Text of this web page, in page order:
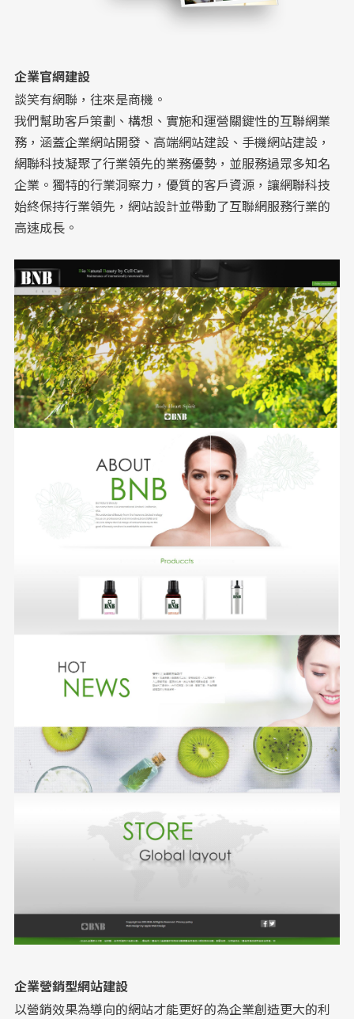
企業官網建設
談笑有網聯，往來是商機。
我們幫助客戶策劃、構想、實施和運營關鍵性的互聯網業
務，涵蓋企業網站開發、高端網站建設、手機網站建設，
網聯科技凝聚了行業領先的業務優勢，並服務過眾多知名
企業。獨特的行業洞察力，優質的客戶資源，讓網聯科技
始終保持行業領先， 網站設計並帶動了互聯網服務行業的
高速成長。
企業營銷型網站建設
以營銷效果為導向的網站才能更好的為企業創造更大的利